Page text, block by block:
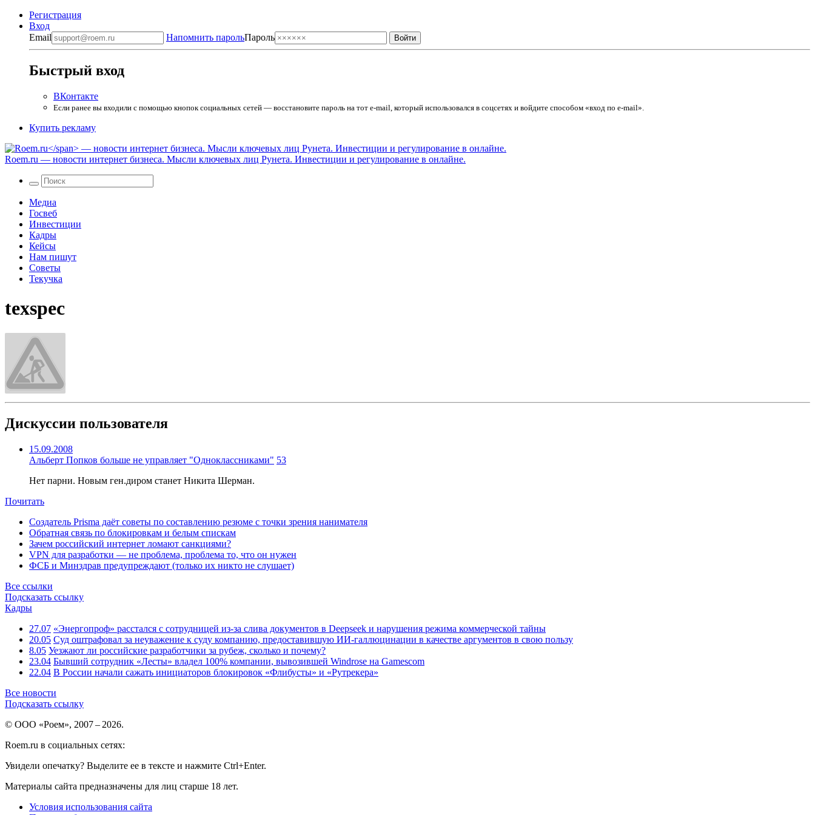
Регистрация
Вход
Email
Напомнить парольПароль
Быстрый вход
ВКонтакте
Если ранее вы входили с помощью кнопок социальных сетей — восстановите пароль на тот e-mail, который использовался в соцсетях и войдите способом «вход по e-mail».
Купить рекламу
Roem.ru — новости интернет бизнеса. Мысли ключевых лиц Рунета. Инвестиции и регулирование в онлайне.
Медиа
Госвеб
Инвестиции
Кадры
Кейсы
Нам пишут
Советы
Текучка
texspec
Дискуссии пользователя
15.09.2008
Альберт Попков больше не управляет "Одноклассниками" 53
Нет парни. Новым ген.диром станет Никита Шерман.
Почитать
Создатель Prisma даёт советы по составлению резюме с точки зрения нанимателя
Обратная связь по блокировкам и белым спискам
Зачем российский интернет ломают санкциями?
VPN для разработки — не проблема, проблема то, что он нужен
ФСБ и Минздрав предупреждают (только их никто не слушает)
Все ссылки
Подсказать ссылку
Кадры
27.07 «Энергопроф» расстался с сотрудницей из-за слива документов в Deepseek и нарушения режима коммерческой тайны
20.05 Суд оштрафовал за неуважение к суду компанию, предоставившую ИИ-галлюцинации в качестве аргументов в свою пользу
8.05 Уезжают ли российские разработчики за рубеж, сколько и почему?
23.04 Бывший сотрудник «Лесты» владел 100% компании, вывозившей Windrose на Gamescom
22.04 В России начали сажать инициаторов блокировок «Флибусты» и «Рутрекера»
Все новости
Подсказать ссылку
© ООО «Роем», 2007 – 2026.
Roem.ru в социальных сетях:
Увидели опечатку? Выделите ее в тексте и нажмите Ctrl+Enter.
Материалы сайта предназначены для лиц старше 18 лет.
Условия использования сайта